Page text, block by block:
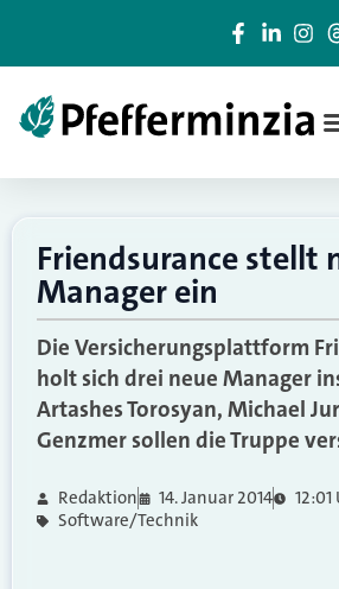
Friendsurance stellt
Manager ein
Die Versicherungsplattform
holt sich drei neue Manager
Artashes Torosyan, Michael
Genzmer sollen die Truppe
Redaktion 14. Januar 2014
12:01
Software/Technik